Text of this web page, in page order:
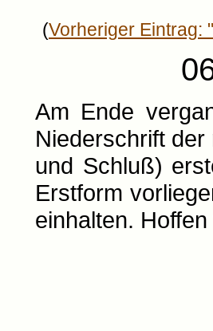
(Vorheriger Eintrag:
Am Ende
Niederschrift
und Schluß)
Erstform
einhalten.